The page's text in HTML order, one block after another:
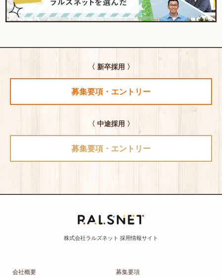
〈 新卒採用 〉
募集要項・エントリー
〈 中途採用 〉
募集要項・エントリー
会社概要 募集要項